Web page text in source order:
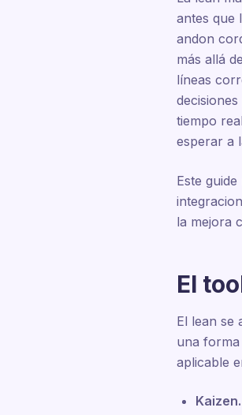
antes que
andon
más allá
líneas
tiempo
esperar a
Este
la mejora
El
El lean se
una
aplicable
Kaizen.